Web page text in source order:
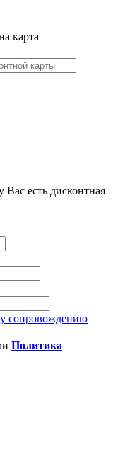
карта
есть дисконтная
сопровождению
Политика